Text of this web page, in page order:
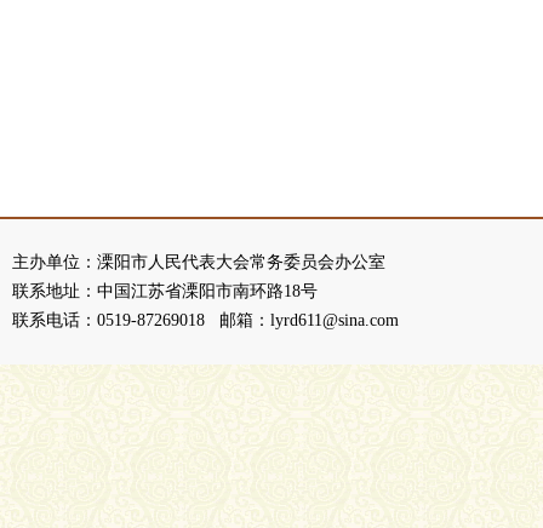
主办单位：溧阳市人民代表大会常务委员会办公室
联系地址：中国江苏省溧阳市南环路18号
联系电话：0519-87269018 邮箱：lyrd611@sina.com